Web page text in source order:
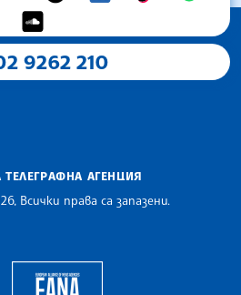
9262 210
ТЕЛЕГРАФНА АГЕНЦИЯ
Всички права са запазени.
Assocoation of the Balkan News Agencies